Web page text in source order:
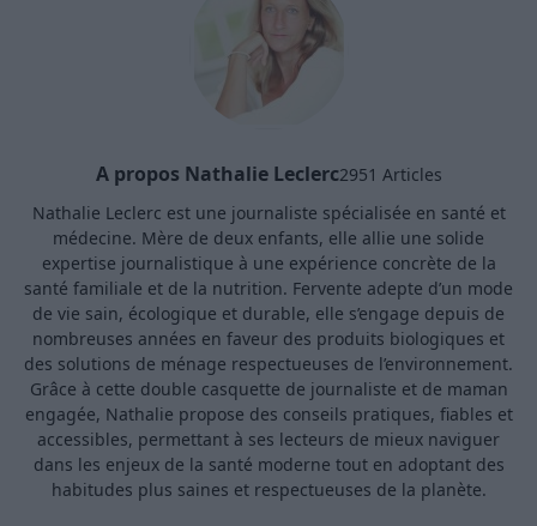
A propos Nathalie Leclerc2951 Articles
Nathalie Leclerc est une journaliste spécialisée en santé et
médecine. Mère de deux enfants, elle allie une solide
expertise journalistique à une expérience concrète de la
santé familiale et de la nutrition. Fervente adepte d’un mode
de vie sain, écologique et durable, elle s’engage depuis de
nombreuses années en faveur des produits biologiques et
des solutions de ménage respectueuses de l’environnement.
Grâce à cette double casquette de journaliste et de maman
engagée, Nathalie propose des conseils pratiques, fiables et
accessibles, permettant à ses lecteurs de mieux naviguer
dans les enjeux de la santé moderne tout en adoptant des
habitudes plus saines et respectueuses de la planète.